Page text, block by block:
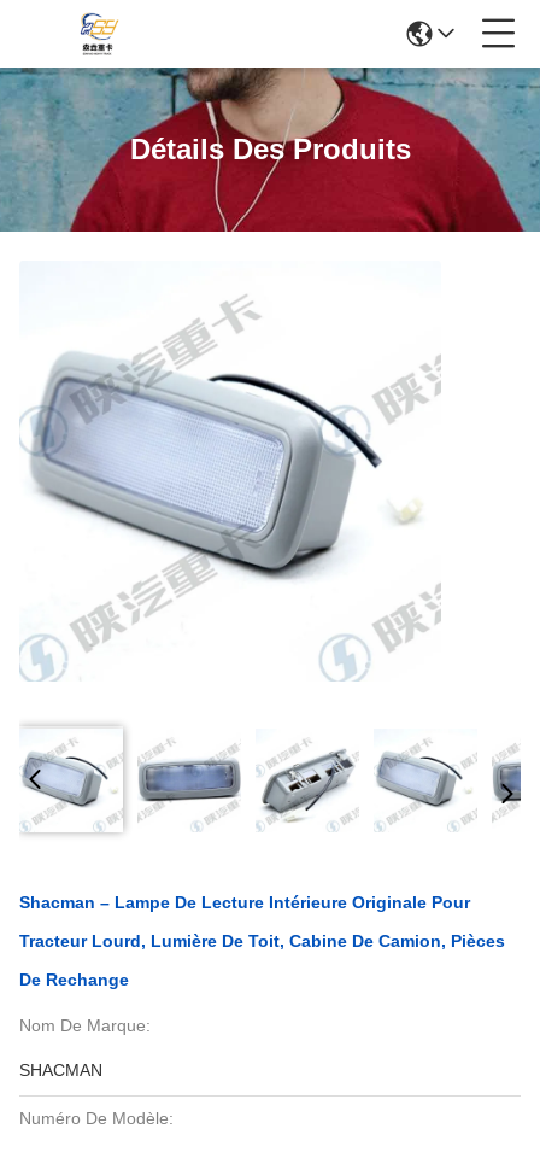
Détails Des Produits
Shacman – Lampe De Lecture Intérieure Originale Pour
Tracteur Lourd, Lumière De Toit, Cabine De Camion, Pièces
De Rechange
Nom De Marque:
SHACMAN
Numéro De Modèle: